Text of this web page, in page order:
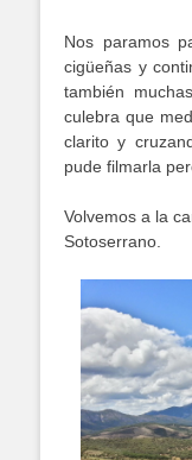
Nos paramos
cigüeñas y
también
culebra que
clarito y
pude filmarla
Volvemos a la
Sotoserrano.